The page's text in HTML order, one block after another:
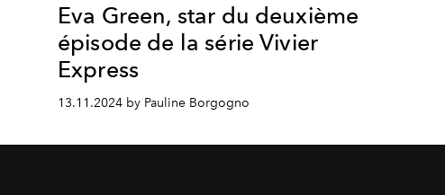
Eva Green, star du deuxième
épisode de la série Vivier
Express
13.11.2024 by Pauline Borgogno